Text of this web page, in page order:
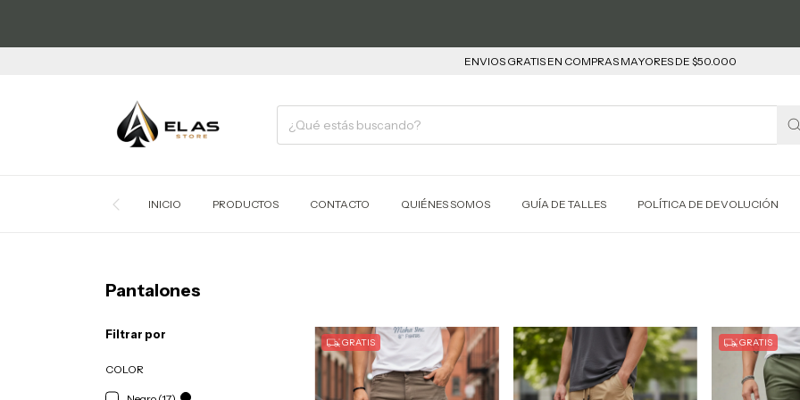
ENVIOS GRATIS EN COMPRAS MAYORES DE $50.000
INICIO PRODUCTOS CONTACTO QUIÉNES SOMOS GUÍA DE TALLES POLÍTICA DE DEVOLUCIÓN
Pantalones
Filtrar por
COLOR
GRATIS GRATIS